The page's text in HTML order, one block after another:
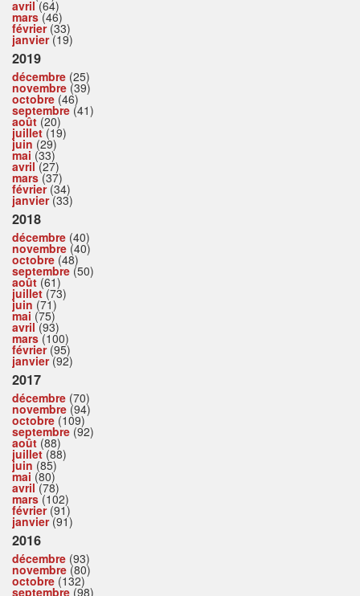
avril(64)
mars(46)
février(33)
janvier(19)
2019
décembre (25)
novembre (39)
octobre (46)
septembre (41)
août (20)
juillet(19)
juin (29)
mai (33)
avril(27)
mars(37)
février(34)
janvier(33)
2018
décembre (40)
novembre (40)
octobre (48)
septembre (50)
août (61)
juillet(73)
juin (71)
mai (75)
avril(93)
mars(100)
février(95)
janvier(92)
2017
décembre (70)
novembre (94)
octobre (109)
septembre (92)
août (88)
juillet(88)
juin (85)
mai (80)
avril(78)
mars(102)
février(91)
janvier(91)
2016
décembre (93)
novembre (80)
octobre (132)
septembre (98)